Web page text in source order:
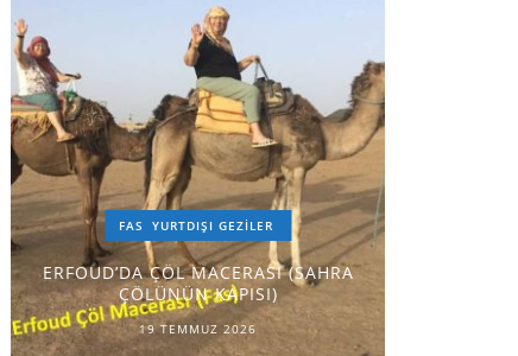
FAS YURTDIŞI GEZILER
ERFOUD’DA ÇÖL MACERASI (SAHRA
ÇÖLÜNÜN KAPISI)
19 TEMMUZ 2026